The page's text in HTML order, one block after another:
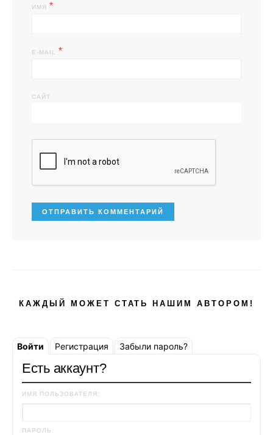
ИМЯ *
E-MAIL *
САЙТ
КАЖДЫЙ МОЖЕТ СТАТЬ НАШИМ АВТОРОМ!
Войти Регистрация Забыли пароль?
Есть аккаунт?
ИМЯ ПОЛЬЗОВАТЕЛЯ:
ПАРОЛЬ: